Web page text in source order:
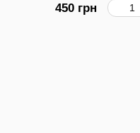
450 грн